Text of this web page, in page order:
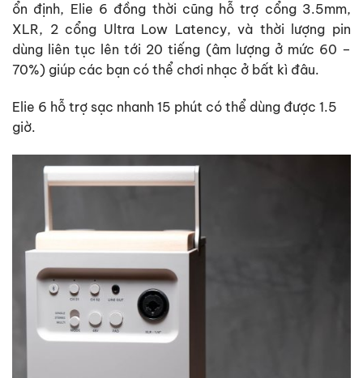
ổn định, Elie 6 đồng thời cũng hỗ trợ cổng 3.5mm,
XLR, 2 cổng Ultra Low Latency, và thời lượng pin
dùng liên tục lên tới 20 tiếng (âm lượng ở mức 60 –
70%) giúp các bạn có thể chơi nhạc ở bất kì đâu.
Elie 6 hỗ trợ sạc nhanh 15 phút có thể dùng được 1.5
giờ.